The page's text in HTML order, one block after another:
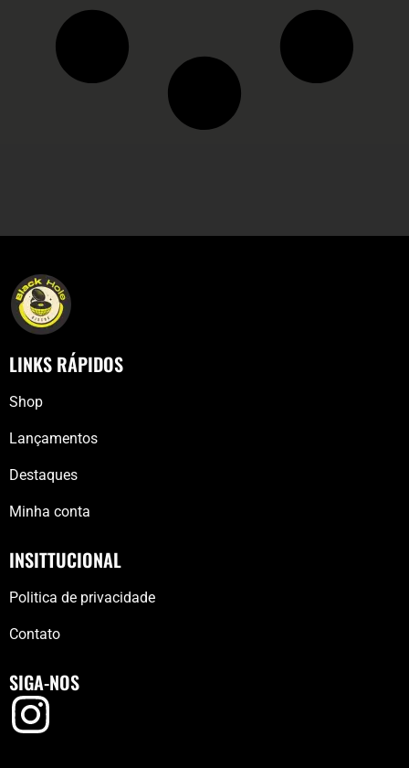
LINKS RÁPIDOS
Shop
Lançamentos
Destaques
Minha conta
INSITTUCIONAL
Politica de privacidade
Contato
SIGA-NOS